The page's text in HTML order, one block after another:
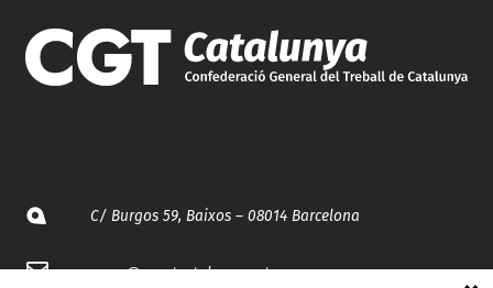
C/ Burgos 59, Baixos – 08014 Barcelona
spccc@spcgtcatalunya.cat